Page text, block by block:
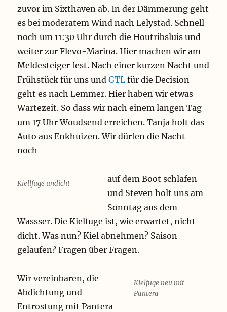
zuvor im Sixthaven ab. In der Dämmerung geht
es bei moderatem Wind nach Lelystad. Schnell
noch um 11:30 Uhr durch die Houtribsluis und
weiter zur Flevo-Marina. Hier machen wir am
Meldesteiger fest. Nach einer kurzen Nacht und
Frühstück für uns undGTL für die Decision
geht es nach Lemmer. Hier haben wir etwas
Wartezeit. So dass wir nach einem langen Tag
um 17 Uhr Woudsend erreichen. Tanja holt das
Auto aus Enkhuizen. Wir dürfen die Nacht
noch
Kiellfuge undicht
auf dem Boot schlafen
und Steven holt uns am
Sonntag aus dem
Wassser. Die Kielfuge ist, wie erwartet, nicht
dicht. Was nun? Kiel abnehmen? Saison
gelaufen? Fragen über Fragen.
Kielfuge neu mit
Pantera
Wir vereinbaren, die
Abdichtung und
Entrostung mit Pantera